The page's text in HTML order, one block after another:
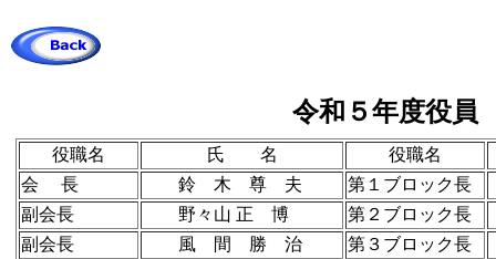
令和５年度役員
役職名 氏 名
役職名
会 長
鈴 木 尊 夫 第１ブロック長
副会長
野々山 正 博 第２ブロック長
副会長
風 間 勝 治 第３ブロック長